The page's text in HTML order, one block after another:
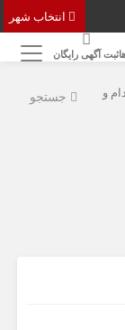
ثبت آگهی رایگان
جستجو
و